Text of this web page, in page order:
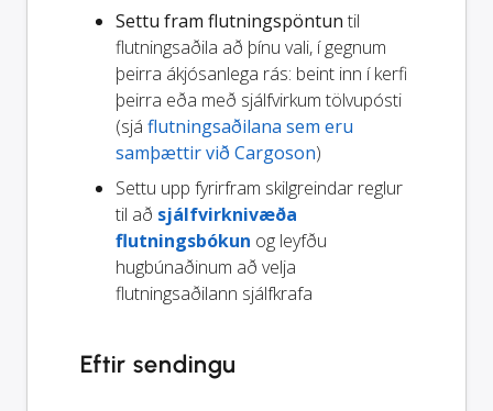
Settu fram flutningspöntun til
flutningsaðila að þínu vali, í gegnum
þeirra ákjósanlega rás: beint inn í kerfi
þeirra eða með sjálfvirkum tölvupósti
(sjá flutningsaðilana sem eru
samþættir við Cargoson)
Settu upp fyrirfram skilgreindar reglur
til að sjálfvirknivæða
flutningsbókun og leyfðu
hugbúnaðinum að velja
flutningsaðilann sjálfkrafa
Eftir sendingu